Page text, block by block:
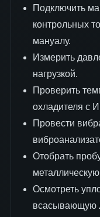
Подключить
контрольных
мануалу.
Измерить
нагрузкой.
Проверить
охладителя с
Провести
Отобрать
Осмотреть
всасывающую